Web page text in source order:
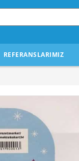
REFERANSLARIMIZ